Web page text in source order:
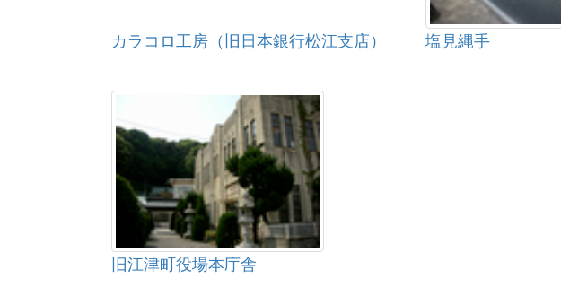
カラコロ工房（旧日本銀行松江支店） 塩見縄手
旧江津町役場本庁舎